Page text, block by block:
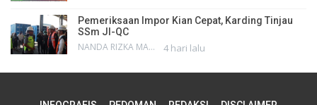
Pemeriksaan Impor Kian Cepat, Karding Tinjau
SSm JI-QC
NANDA RIZKA MAHENDRA 4 hari lalu